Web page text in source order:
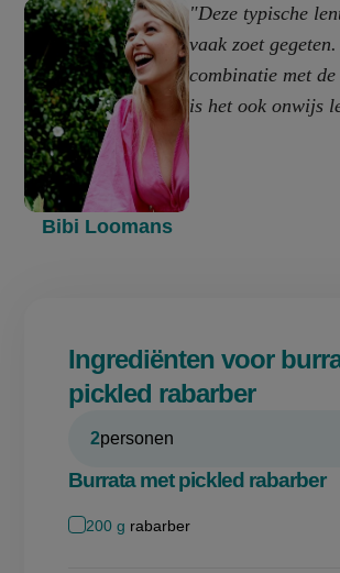
Bibi Loomans
"Deze typische
vaak zoet
combinatie met
is het ook onwijs
Ingrediënten voor
pickled rabarber
2personen
Burrata met pickled rabarber
200 g rabarber